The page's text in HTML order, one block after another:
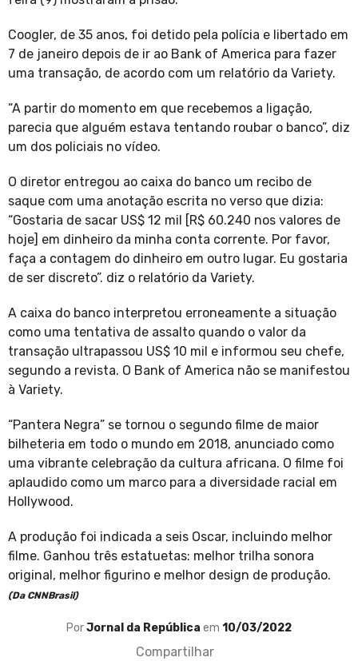
Coogler, de 35 anos, foi detido pela polícia e libertado em
7 de janeiro depois de ir ao Bank of America para fazer
uma transação, de acordo com um relatório da Variety.
“A partir do momento em que recebemos a ligação,
parecia que alguém estava tentando roubar o banco”, diz
um dos policiais no vídeo.
O diretor entregou ao caixa do banco um recibo de
saque com uma anotação escrita no verso que dizia:
“Gostaria de sacar US$ 12 mil [R$ 60.240 nos valores de
hoje] em dinheiro da minha conta corrente. Por favor,
faça a contagem do dinheiro em outro lugar. Eu gostaria
de ser discreto”. diz o relatório da Variety.
A caixa do banco interpretou erroneamente a situação
como uma tentativa de assalto quando o valor da
transação ultrapassou US$ 10 mil e informou seu chefe,
segundo a revista. O Bank of America não se manifestou
à Variety.
“Pantera Negra” se tornou o segundo filme de maior
bilheteria em todo o mundo em 2018, anunciado como
uma vibrante celebração da cultura africana. O filme foi
aplaudido como um marco para a diversidade racial em
Hollywood.
A produção foi indicada a seis Oscar, incluindo melhor
filme. Ganhou três estatuetas: melhor trilha sonora
original, melhor figurino e melhor design de produção.
(Da CNNBrasil)
PorJornal da República em 10/03/2022
Compartilhar